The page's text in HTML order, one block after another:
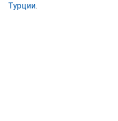
Турции.